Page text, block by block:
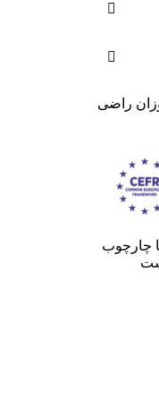


زبان آموزان راضی
چارچوب